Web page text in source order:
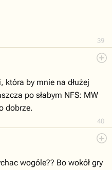
39
40
która by mnie na dłużej
po słabym NFS: MW
dobrze.
wogóle?? Bo wokół gry